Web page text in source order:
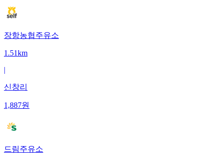
장항농협주유소
1.51km
|
신창리
1,887원
드림주유소